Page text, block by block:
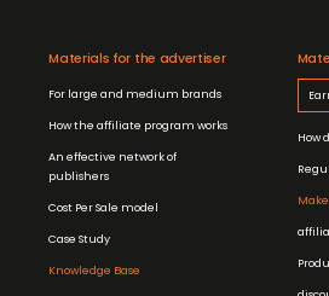
Materials for the advertiser
For large and medium brands
How the affiliate program works
An effective network of
publishers
Cost Per Sale model
Case Study
Knowledge Base
How